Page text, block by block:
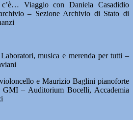
Viaggio con Daniela Casadidio
– Sezione Archivio di Stato di
musica e merenda per tutti –
e Maurizio Baglini pianoforte
GMI – Auditorium Bocelli, Accademia